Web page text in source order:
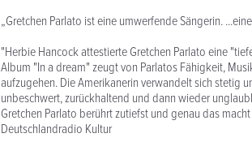
„Gretchen Parlato ist eine umwerfende Sängerin.
"Herbie Hancock attestierte Gretchen Parlato eine
Album "In a dream" zeugt von Parlatos Fähigkeit,
aufzugehen. Die Amerikanerin verwandelt sich stetig
unbeschwert, zurückhaltend und dann wieder
Gretchen Parlato berührt zutiefst und genau das
Deutschlandradio Kultur